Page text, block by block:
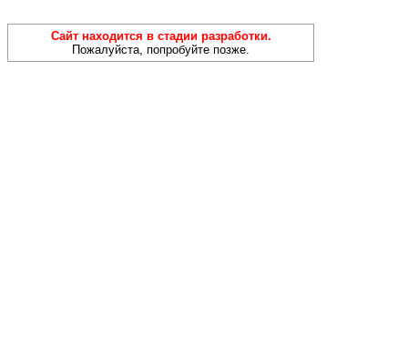
Сайт находится в стадии разработки.
Пожалуйста, попробуйте позже.